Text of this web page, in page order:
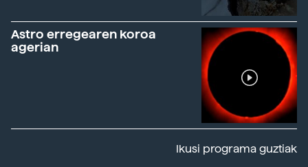
Astro erregearen koroa
agerian
Ikusi programa guztiak